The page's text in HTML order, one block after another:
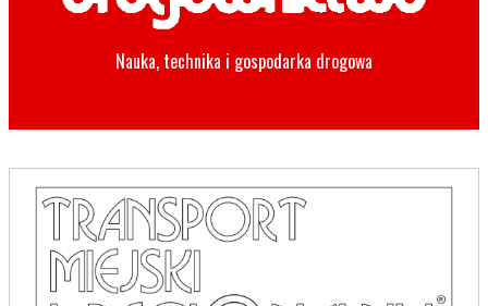
Nauka, technika i gospodarka drogowa